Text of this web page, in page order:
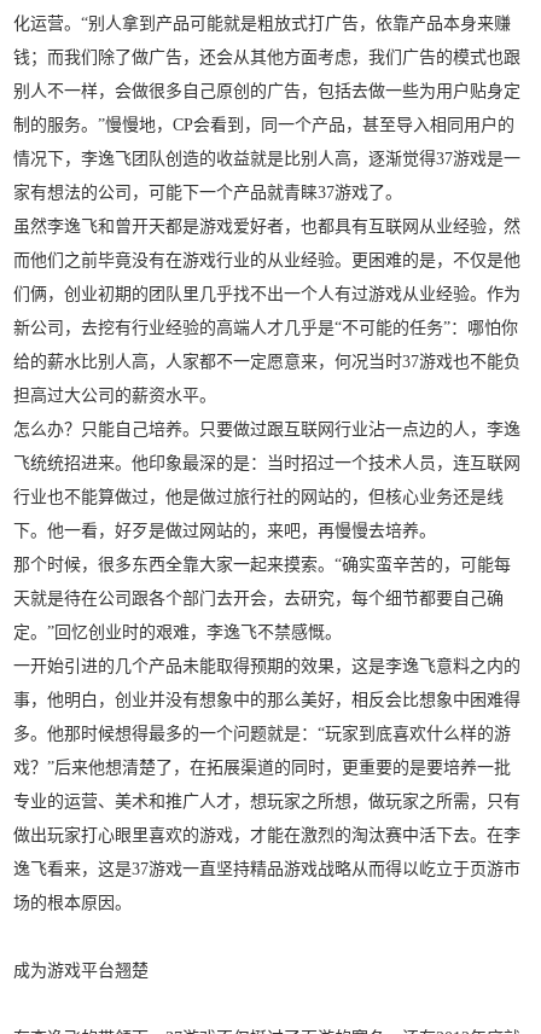
化运营。“别人拿到产品可能就是粗放式打广告，依靠产品本身来赚
钱；而我们除了做广告，还会从其他方面考虑，我们广告的模式也跟
别人不一样，会做很多自己原创的广告，包括去做一些为用户贴身定
制的服务。”慢慢地，CP会看到，同一个产品，甚至导入相同用户的
情况下，李逸飞团队创造的收益就是比别人高，逐渐觉得37游戏是一
家有想法的公司，可能下一个产品就青睐37游戏了。
虽然李逸飞和曾开天都是游戏爱好者，也都具有互联网从业经验，然
而他们之前毕竟没有在游戏行业的从业经验。更困难的是，不仅是他
们俩，创业初期的团队里几乎找不出一个人有过游戏从业经验。作为
新公司，去挖有行业经验的高端人才几乎是“不可能的任务”：哪怕你
给的薪水比别人高，人家都不一定愿意来，何况当时37游戏也不能负
担高过大公司的薪资水平。
怎么办？只能自己培养。只要做过跟互联网行业沾一点边的人，李逸
飞统统招进来。他印象最深的是：当时招过一个技术人员，连互联网
行业也不能算做过，他是做过旅行社的网站的，但核心业务还是线
下。他一看，好歹是做过网站的，来吧，再慢慢去培养。
那个时候，很多东西全靠大家一起来摸索。“确实蛮辛苦的，可能每
天就是待在公司跟各个部门去开会，去研究，每个细节都要自己确
定。”回忆创业时的艰难，李逸飞不禁感慨。
一开始引进的几个产品未能取得预期的效果，这是李逸飞意料之内的
事，他明白，创业并没有想象中的那么美好，相反会比想象中困难得
多。他那时候想得最多的一个问题就是：“玩家到底喜欢什么样的游
戏？”后来他想清楚了，在拓展渠道的同时，更重要的是要培养一批
专业的运营、美术和推广人才，想玩家之所想，做玩家之所需，只有
做出玩家打心眼里喜欢的游戏，才能在激烈的淘汰赛中活下去。在李
逸飞看来，这是37游戏一直坚持精品游戏战略从而得以屹立于页游市
场的根本原因。
成为游戏平台翘楚